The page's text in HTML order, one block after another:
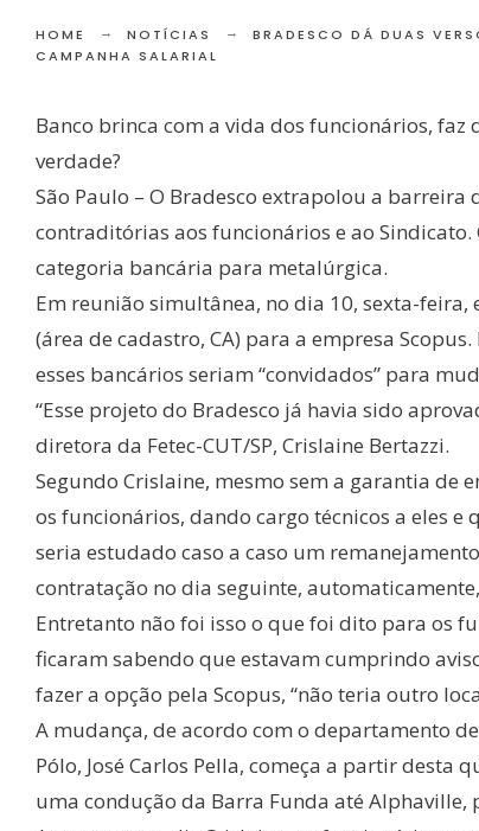
HOME NOTÍCIAS
BRADESCO DÁ DUAS
CAMPANHA SALARIAL
Banco brinca com a vida dos funcionários, faz
verdade?
São Paulo – O Bradesco extrapolou a
contraditórias aos funcionários e ao
categoria bancária para metalúrgica.
Em reunião simultânea, no dia 10, sexta-feira,
(área de cadastro, CA) para a empresa
esses bancários seriam “convidados” para
“Esse projeto do Bradesco já havia sido
diretora da Fetec-CUT/SP, Crislaine Bertazzi.
Segundo Crislaine, mesmo sem a garantia de
os funcionários, dando cargo técnicos a eles
seria estudado caso a caso um
contratação no dia seguinte, automaticamente,
Entretanto não foi isso o que foi dito para os
ficaram sabendo que estavam cumprindo
fazer a opção pela Scopus, “não teria outro
A mudança, de acordo com o departamento
Pólo, José Carlos Pella, começa a partir
uma condução da Barra Funda até